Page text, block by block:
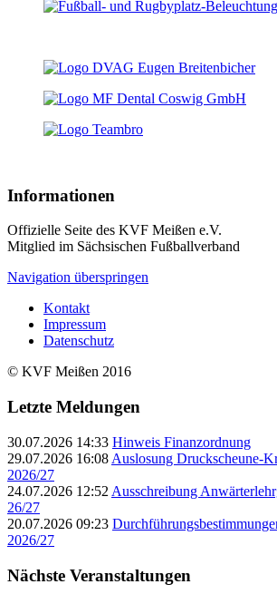
Informationen
Offizielle Seite des KVF Meißen e.V.
Mitglied im Sächsischen Fußballverband
Navigation überspringen
Kontakt
Impressum
Datenschutz
© KVF Meißen 2016
Letzte Meldungen
30.07.2026 14:33 Hinweis Finanzordnung
29.07.2026 16:08 Auslosung Druckscheune-
2026/27
24.07.2026 12:52 Ausschreibung
26/27
20.07.2026 09:23
2026/27
Nächste Veranstaltungen